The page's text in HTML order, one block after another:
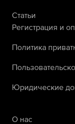
Статьи
Регистрация и
Политика
Юридические
О нас